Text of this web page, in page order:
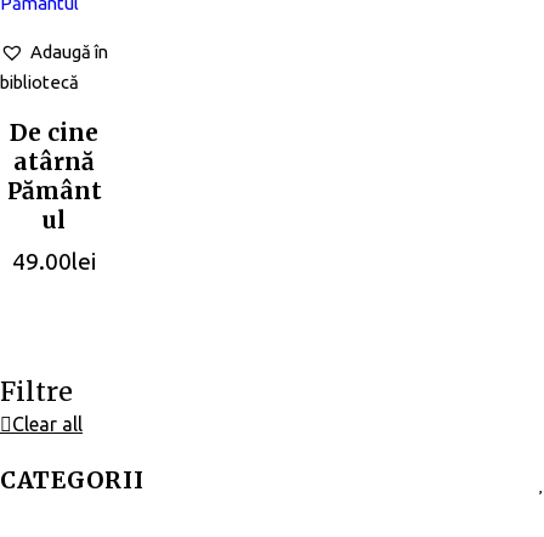
Adaugă în
bibliotecă
De cine
atârnă
Pământ
ul
49.00lei
Filtre
Clear all
CATEGORII